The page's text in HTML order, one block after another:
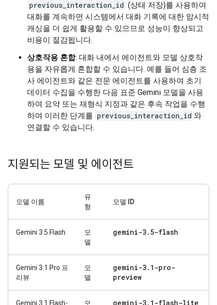
previous_interaction_id (상태 저장)를 사용하여
대화를 계속하면 시스템에서 대화 기록에 대한 암시적
캐싱을 더 쉽게 활용할 수 있으므로 성능이 향상되고
비용이 절감됩니다.
상호작용 혼합: 대화 내에서 에이전트와 모델 상호작
용을 자유롭게 혼합할 수 있습니다. 예를 들어 심층 조
사 에이전트와 같은 전문 에이전트를 사용하여 초기
데이터 수집을 수행한 다음 표준 Gemini 모델을 사용
하여 요약 또는 재형식 지정과 같은 후속 작업을 수행
하여 이러한 단계를 previous_interaction_id 와
연결할 수 있습니다.
지원되는 모델 및 에이전트
모델 이름
유
형
모델 ID
Gemini 3.5 Flash
모
델
gemini-3. 5-flash
Gemini 3.1 Pro 프
리뷰
모
델
gemini-3. 1-pro-
preview
Gemini 3.1 Flash- 모 gemini-3. 1-flash-lite